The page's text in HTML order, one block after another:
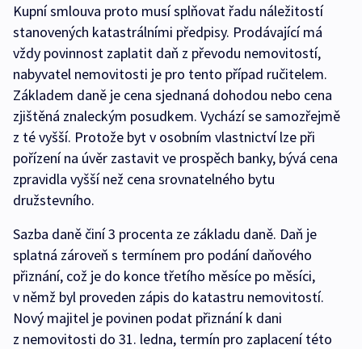
Kupní smlouva proto musí splňovat řadu náležitostí
stanovených katastrálními předpisy. Prodávající má
vždy povinnost zaplatit daň z převodu nemovitostí,
nabyvatel nemovitosti je pro tento případ ručitelem.
Základem daně je cena sjednaná dohodou nebo cena
zjištěná znaleckým posudkem. Vychází se samozřejmě
z té vyšší. Protože byt v osobním vlastnictví lze při
pořízení na úvěr zastavit ve prospěch banky, bývá cena
zpravidla vyšší než cena srovnatelného bytu
družstevního.
Sazba daně činí 3 procenta ze základu daně. Daň je
splatná zároveň s termínem pro podání daňového
přiznání, což je do konce třetího měsíce po měsíci,
v němž byl proveden zápis do katastru nemovitostí.
Nový majitel je povinen podat přiznání k dani
z nemovitosti do 31. ledna, termín pro zaplacení této